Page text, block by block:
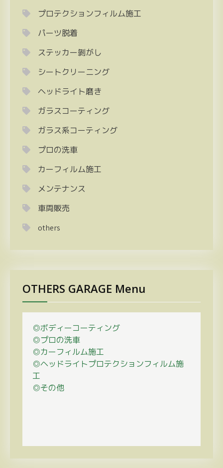
プロテクションフィルム施工
パーツ脱着
ステッカー剝がし
シートクリーニング
ヘッドライト磨き
ガラスコーティング
ガラス系コーティング
プロの洗車
カーフィルム施工
メンテナンス
車両販売
others
OTHERS GARAGE Menu
◎ボディーコーティング
◎プロの洗車
◎カーフィルム施工
◎ヘッドライトプロテクションフィルム施
工
◎その他